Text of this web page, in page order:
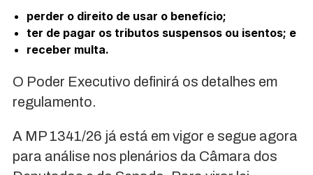
perder o direito de usar o benefício;
ter de pagar os tributos suspensos ou isentos; e
receber multa.
O Poder Executivo definirá os detalhes em
regulamento.
A MP 1341/26 já está em vigor e segue agora
para análise nos plenários da Câmara dos